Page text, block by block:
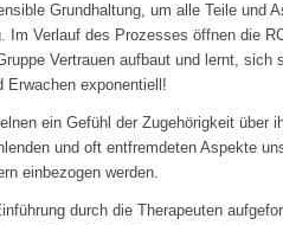
Grundhaltung, um alle Teile und
Verlauf des Prozesses öffnen die
Vertrauen aufbaut und lernt,
exponentiell!
ein Gefühl der Zugehörigkeit über
und oft entfremdeten Aspekte
einbezogen werden.
durch die Therapeuten